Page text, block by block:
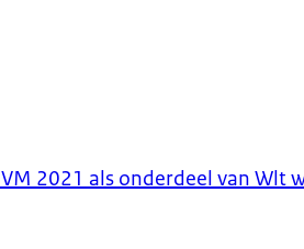
2021 als onderdeel van Wlt